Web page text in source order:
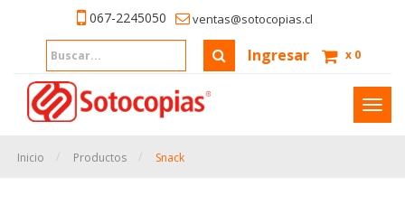
067-2245050 ventas@sotocopias.cl
Ingresar x 0
Inicio Productos Snack